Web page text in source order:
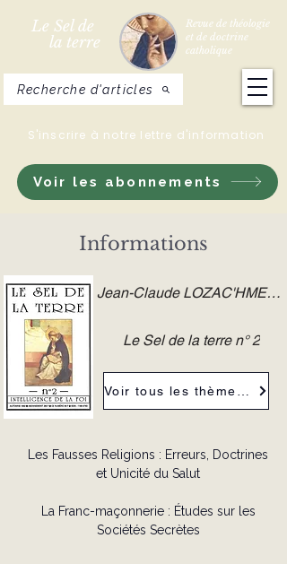
Le Sel de
la terre
Revue de théologie
et de doctrine
catholique
Voir les abonnements
S'inscrire à notre lettre d'information
Recherche d'articles
Informations
Jean-Claude LOZAC'HMEUR
Le Sel de la terre n° 2
Les Fausses Religions : Erreurs, Doctrines
et Unicité du Salut
La Franc-maçonnerie : Études sur les
Sociétés Secrètes